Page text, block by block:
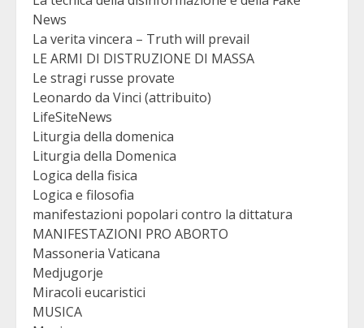
News
La verita vincera – Truth will prevail
LE ARMI DI DISTRUZIONE DI MASSA
Le stragi russe provate
Leonardo da Vinci (attribuito)
LifeSiteNews
Liturgia della domenica
Liturgia della Domenica
Logica della fisica
Logica e filosofia
manifestazioni popolari contro la dittatura
MANIFESTAZIONI PRO ABORTO
Massoneria Vaticana
Medjugorje
Miracoli eucaristici
MUSICA